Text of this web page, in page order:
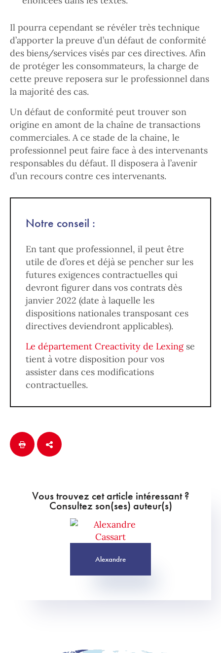
Il pourra cependant se révéler très technique
d’apporter la preuve d’un défaut de conformité
des biens/services visés par ces directives. Afin
de protéger les consommateurs, la charge de
cette preuve reposera sur le professionnel dans
la majorité des cas.
Un défaut de conformité peut trouver son
origine en amont de la chaîne de transactions
commerciales. A ce stade de la chaine, le
professionnel peut faire face à des intervenants
responsables du défaut. Il disposera à l’avenir
d’un recours contre ces intervenants.
Notre conseil :
En tant que professionnel, il peut être
utile de d’ores et déjà se pencher sur les
futures exigences contractuelles qui
devront figurer dans vos contrats dès
janvier 2022 (date à laquelle les
dispositions nationales transposant ces
directives deviendront applicables).
Le département Creactivity de Lexingse
tient à votre disposition pour vos
assister dans ces modifications
contractuelles.
Vous trouvez cet article intéressant ?
Consultez son(ses) auteur(s)
Alexandre